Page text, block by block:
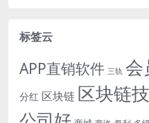
标签云
APP直销软件 三轨 会
分红 区块链 区块链